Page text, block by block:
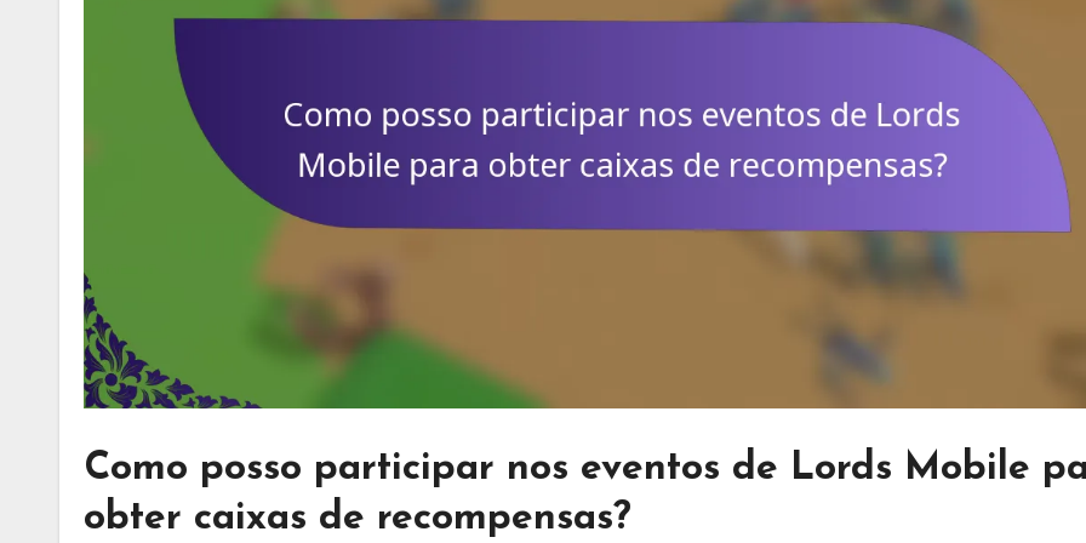
Como posso participar nos eventos de Lords Mobile
obter caixas de recompensas?